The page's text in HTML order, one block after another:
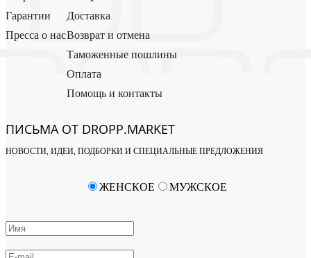
Гарантии
Пресса о нас
Доставка
Возврат и отмена
Таможенные пошлины
Оплата
Помощь и контакты
ПИСЬМА ОТ DROPP.MARKET
НОВОСТИ, ИДЕИ, ПОДБОРКИ И СПЕЦИАЛЬНЫЕ ПРЕДЛОЖЕНИЯ
ЖЕНСКОЕ МУЖСКОЕ